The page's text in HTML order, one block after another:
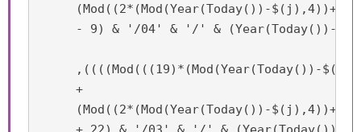
(Mod((2*(Mod(Year(Today())-
- 9) & '/04' & '/' & (Year(Today())-
,((((Mod(((19)*(Mod(Year(Today())-
+
(Mod((2*(Mod(Year(Today())-